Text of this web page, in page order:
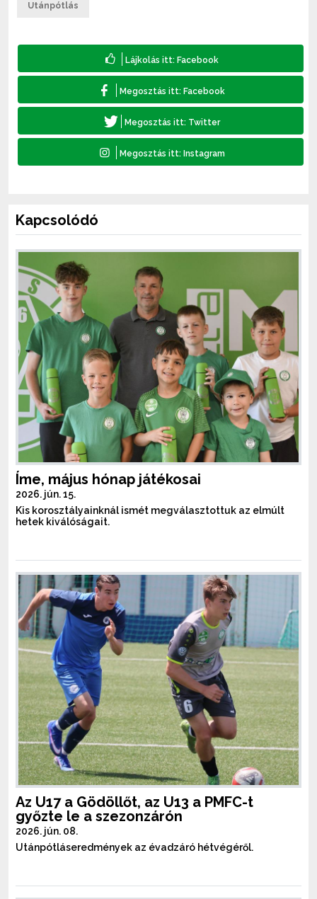
Utánpótlás
Kapcsolódó
Íme, május hónap játékosai
2026. jún. 15.
Kis korosztályainknál ismét megválasztottuk az elmúlt
hetek kiválóságait.
Az U17 a Gödöllőt, az U13 a PMFC-t
győzte le a szezonzárón
2026. jún. 08.
Utánpótláseredmények az évadzáró hétvégéről.